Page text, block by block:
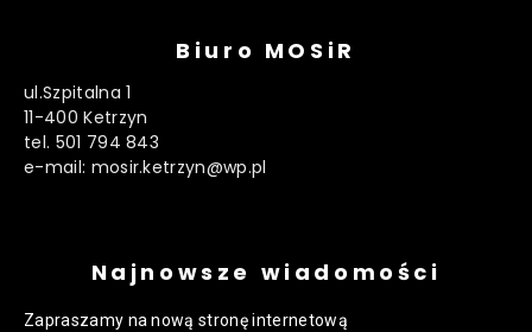
Biuro MOSiR
ul.Szpitalna 1
11-400 Ketrzyn
tel. 501 794 843
e-mail: mosir.ketrzyn@wp.pl
Najnowsze wiadomości
Zapraszamy na nową stronę internetową